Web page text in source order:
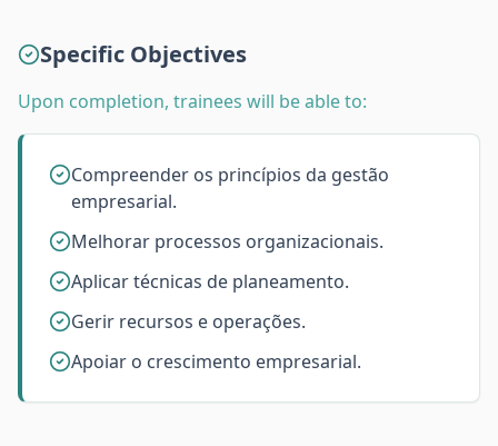
Specific Objectives
Upon completion, trainees will be able to:
Compreender os princípios da gestão
empresarial.
Melhorar processos organizacionais.
Aplicar técnicas de planeamento.
Gerir recursos e operações.
Apoiar o crescimento empresarial.